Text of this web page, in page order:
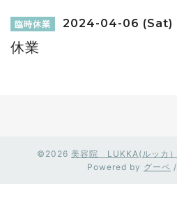
臨時休業 2024-04-06 (Sat)
休業
©2026 美容院 LUKKA(ルッカ）
Powered by グーペ /